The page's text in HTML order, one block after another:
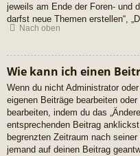
jeweils am Ende der Foren- und
darfst neue Themen erstellen“,
Nach oben
Wie kann ich einen
Wenn du nicht Administrator
eigenen Beiträge bearbeiten
bearbeiten, indem du das
entsprechenden Beitrag
begrenzten Zeitraum nach
jemand auf deinen Beitrag